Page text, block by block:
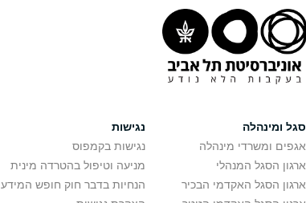
סגל ומינהלה
אגפים ומשרדי מינהלה
ארגון הסגל המנהלי
ארגון הסגל האקדמי הבכיר
נגישות
נגישות בקמפוס
מניעה וטיפול בהטרדה מינית
הנחיות בדבר חוק חופש המידע